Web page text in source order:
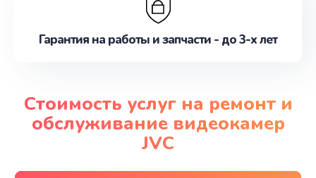
Гарантия на работы и запчасти - до 3-х лет
Стоимость услуг на ремонт и
обслуживание видеокамер
JVC